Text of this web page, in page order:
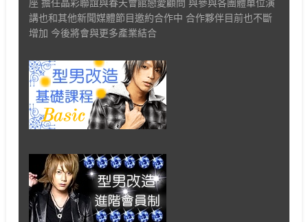
講也和其他新聞媒體節目邀約合作中 合作夥伴目前也不斷
增加 今後將會與更多產業結合